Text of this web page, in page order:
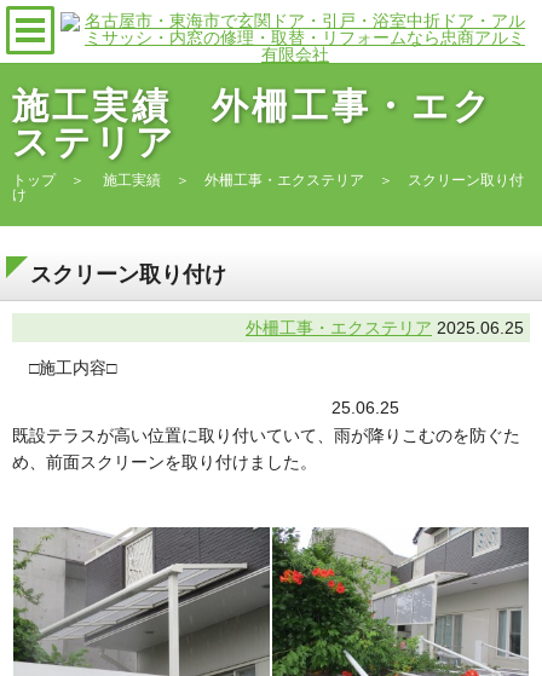
施工実績 外柵工事・エク
ステリア
トップ＞ 施工実績 ＞ 外柵工事・エクステリア ＞ スクリーン取り付
け
スクリーン取り付け
外柵工事・エクステリア 2025.06.25
□施工内容□
25.06.25
既設テラスが高い位置に取り付いていて、雨が降りこむのを防ぐた
め、前面スクリーンを取り付けました。